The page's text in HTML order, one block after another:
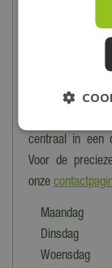
bloemen
kunstbloemen
centraal in een
Voor de
onze
Maandag
Dinsdag
Woensdag